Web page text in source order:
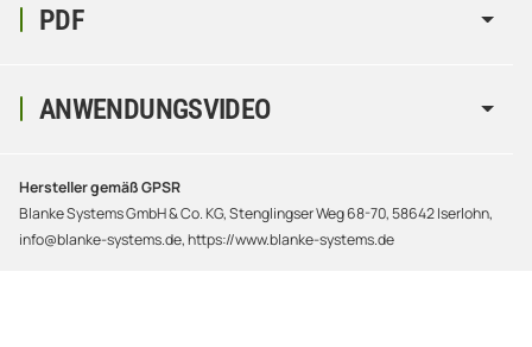
PDF
ANWENDUNGSVIDEO
Hersteller gemäß GPSR
Blanke Systems GmbH & Co. KG, Stenglingser Weg 68-70, 58642 Iserlohn,
info@blanke-systems.de, https://www.blanke-systems.de